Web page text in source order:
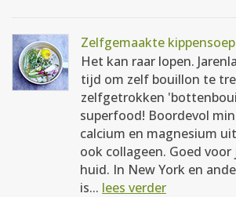
Zelfgemaakte kippensoep
Het kan raar lopen.
tijd om zelf bouillon te
zelfgetrokken
superfood! Boordevol
calcium en magnesium
ook collageen. Goed voor
huid. In New York en
is... lees verder